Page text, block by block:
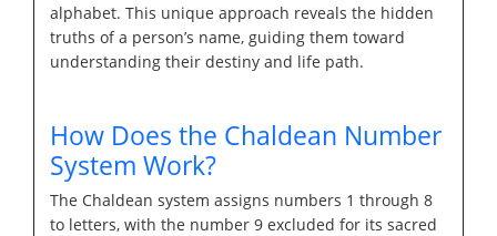
alphabet. This unique approach reveals the hidden
truths of a person’s name, guiding them toward
understanding their destiny and life path.
How Does the Chaldean Number
System Work?
The Chaldean system assigns numbers 1 through 8
to letters, with the number 9 excluded for its sacred